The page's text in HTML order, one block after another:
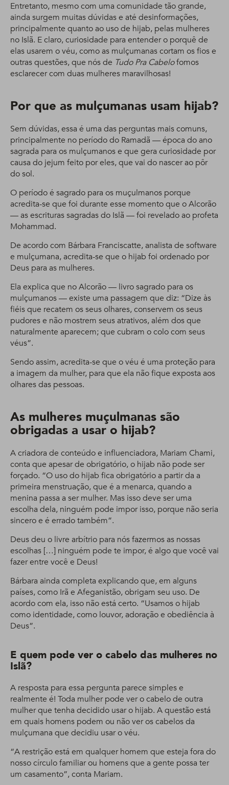
Entretanto, mesmo com uma comunidade tão grande,
ainda surgem muitas dúvidas e até desinformações,
principalmente quanto ao uso de hijab, pelas mulheres
no Islã. E claro, curiosidade para entender o porquê de
elas usarem o véu, como as mulçumanas cortam os fios e
outras questões, que nós de Tudo Pra Cabelofomos
esclarecer com duas mulheres maravilhosas!
Por que as mulçumanas usam hijab?
Sem dúvidas, essa é uma das perguntas mais comuns,
principalmente no período do Ramadã — época do ano
sagrada para os mulçumanos e que gera curiosidade por
causa do jejum feito por eles, que vai do nascer ao pôr
do sol.
O período é sagrado para os muçulmanos porque
acredita-se que foi durante esse momento que o Alcorão
— as escrituras sagradas do Islã — foi revelado ao profeta
Mohammad.
De acordo com Bárbara Franciscatte, analista de software
e mulçumana, acredita-se que o hijab foi ordenado por
Deus para as mulheres.
Ela explica que no Alcorão — livro sagrado para os
mulçumanos — existe uma passagem que diz: “Dize às
fiéis que recatem os seus olhares, conservem os seus
pudores e não mostrem seus atrativos, além dos que
naturalmente aparecem; que cubram o colo com seus
véus”.
Sendo assim, acredita-se que o véu é uma proteção para
a imagem da mulher, para que ela não fique exposta aos
olhares das pessoas.
As mulheres muçulmanas são
obrigadas a usar o hijab?
A criadora de conteúdo e influenciadora, Mariam Chami,
conta que apesar de obrigatório, o hijab não pode ser
forçado. “O uso do hijab fica obrigatório a partir da a
primeira menstruação, que é a menarca, quando a
menina passa a ser mulher. Mas isso deve ser uma
escolha dela, ninguém pode impor isso, porque não seria
sincero e é errado também”.
Deus deu o livre arbítrio para nós fazermos as nossas
escolhas […] ninguém pode te impor, é algo que você vai
fazer entre você e Deus!
Bárbara ainda completa explicando que, em alguns
países, como Irã e Afeganistão, obrigam seu uso. De
acordo com ela, isso não está certo. “Usamos o hijab
como identidade, como louvor, adoração e obediência à
Deus”.
E quem pode ver o cabelo das mulheres no
Islã?
A resposta para essa pergunta parece simples e
realmente é! Toda mulher pode ver o cabelo de outra
mulher que tenha decidido usar o hijab. A questão está
em quais homens podem ou não ver os cabelos da
mulçumana que decidiu usar o véu.
“A restrição está em qualquer homem que esteja fora do
nosso círculo familiar ou homens que a gente possa ter
um casamento”, conta Mariam.